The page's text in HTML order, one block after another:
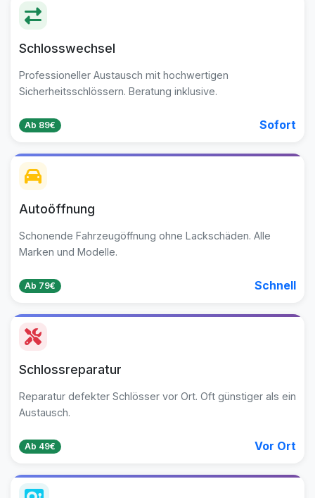
Schlosswechsel
Professioneller Austausch mit hochwertigen
Sicherheitsschlössern. Beratung inklusive.
Ab 89€ Sofort
Autoöffnung
Schonende Fahrzeugöffnung ohne Lackschäden. Alle
Marken und Modelle.
Ab 79€ Schnell
Schlossreparatur
Reparatur defekter Schlösser vor Ort. Oft günstiger als ein
Austausch.
Ab 49€ Vor Ort